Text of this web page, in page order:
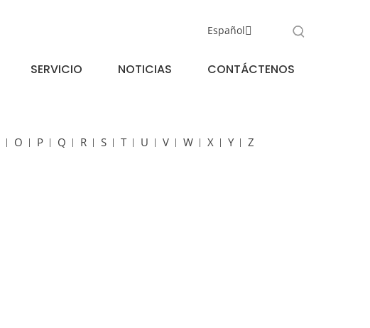
Español
SERVICIO NOTICIAS CONTÁCTENOS
O P Q R S T U V W X Y Z